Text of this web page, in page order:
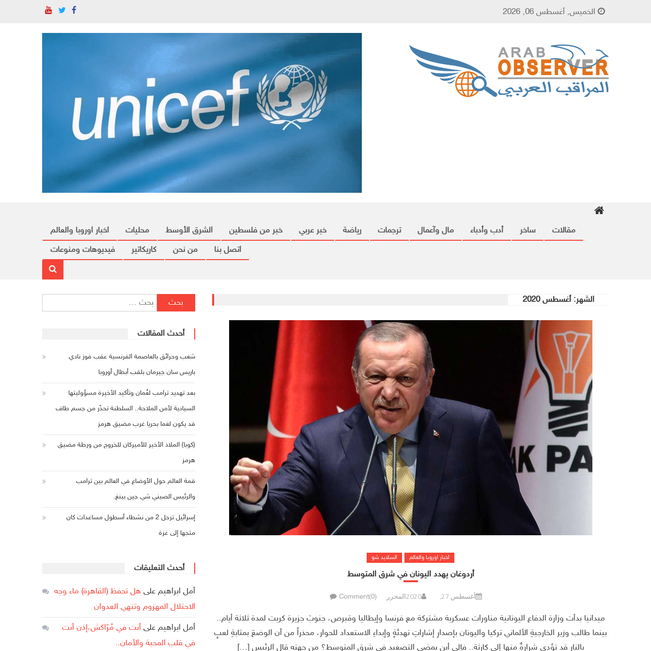
Skip to content الخميس, أغسطس 06, 2026
اخبار اوروبا والعالم محليات الشرق الأوسط خبر من فلسطين خبر عربي رياضة ترجمات مال وآعمال أدب وأدباء ساخر
مقالات
فيديوهات ومنوعات
كاريكاتير من نحن اتصل بنا
الشهر: أغسطس 2020
اخبار اوروبا والعالم السلايد شو
أردوغان يهدد اليونان في شرق المتوسط
أغسطس 27, 2020 المحرر Comment(0)
ميدانيا بدأت وزارة الدفاع اليونانية مناورات عسكرية مشتركة مع فرنسا وإيطاليا وقبرص، جنوبَ جزيرة كريت لمدة ثلاثة أيام..
بينما طالب وزير الخارجيةِ الألماني تركيا واليونان بإصدارِ إشاراتِ تهدئةٍ وإبداءِ الاستعداد للحوار، محذراً من أن الوضعَ بمثابةِ لعبٍ
بالنار قد تؤدى شرارةٌ منها إلى كارثة.. فإلى أين يمضى التصعيد في شرق المتوسط؟ من جهته قال الرئيس […]
البحث عن:
أحدث المقالات
شغب وحرائق بالعاصمة الفرنسية عقب فوز نادي
باريس سان جيرمان بلقب أبطال أوروبا
بعد تهديد ترامب لعُمان وتأكيد الأخيرة مسؤوليتها
السيادية لأمن الملاحة.. السلطنة تحذّر من جسم طاف
قد يكون لغما بحريا غرب مضيق هرمز
(كوبا) الملاذ الأخير للأميركان للخروج من ورطة مضيق
هرمز
قمة العالم حول الأوضاع في العالم بين ترامب
والرئيس الصيني شي جين بينغ.
إسرائيل ترحل 2 من نشطاء أسطول مساعدات كان
متجها إلى غزة
أحدث التعليقات
أمل ابراهيم على هل تحفظ (القاهرة) ماء وجه
الاحتلال المهزوم وتنهي العدوان
أمل ابراهيم على أنت في مُرّاكش،إذن أنت
في قلب المحبة والأمان..